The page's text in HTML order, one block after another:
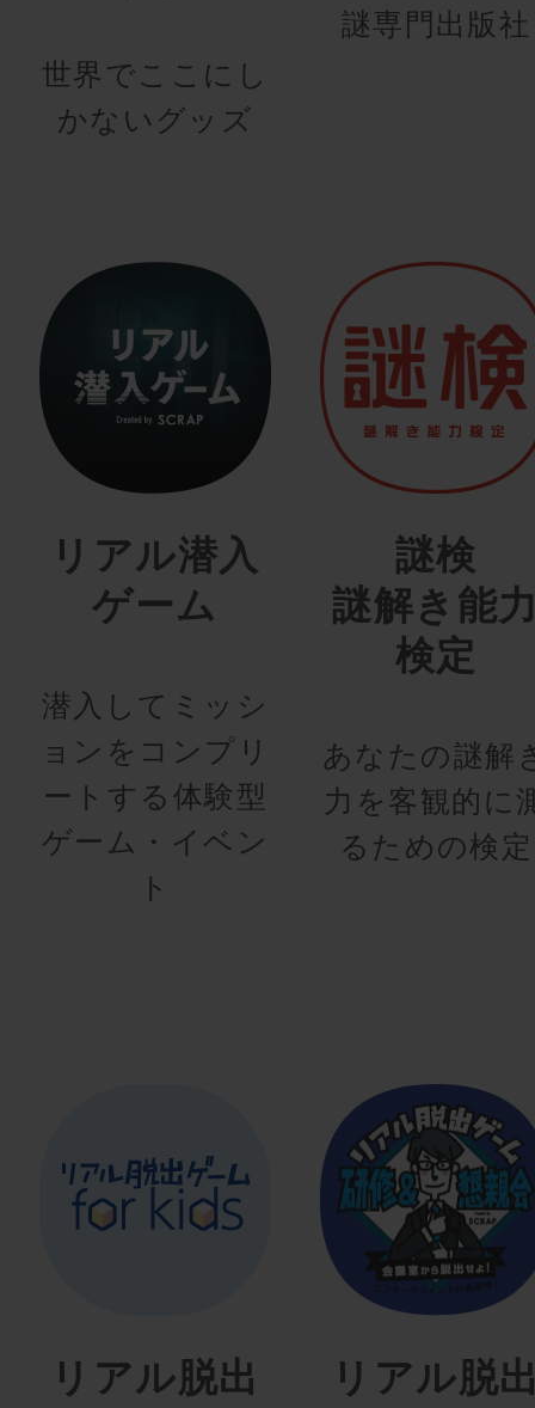
世界でここにし
かないグッズ
謎専門出版社
リアル潜入
ゲーム
潜入してミッシ
ョンをコンプリ
ートする体験型
ゲーム・イベン
ト
謎検
謎解き能
検定
あなたの謎解
力を客観的に
るための検定
リアル脱出
リアル脱